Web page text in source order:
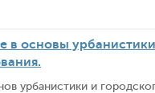
в основы
урбанистики и